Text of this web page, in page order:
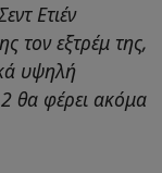
Ετιέν
τον εξτρέμ της,
υψηλή
θα φέρει ακόμα